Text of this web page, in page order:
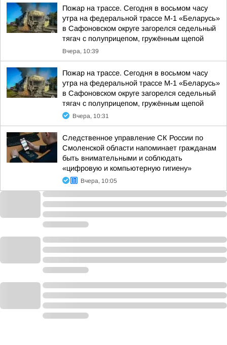
Пожар на трассе. Сегодня в восьмом часу
утра на федеральной трассе М-1 «Беларусь»
в Сафоновском округе загорелся седельный
тягач с полуприцепом, гружённым щепой
Вчера, 10:39
Пожар на трассе. Сегодня в восьмом часу
утра на федеральной трассе М-1 «Беларусь»
в Сафоновском округе загорелся седельный
тягач с полуприцепом, гружённым щепой
Вчера, 10:31
Следственное управление СК России по
Смоленской области напоминает гражданам
быть внимательными и соблюдать
«цифровую и компьютерную гигиену»
Вчера, 10:05